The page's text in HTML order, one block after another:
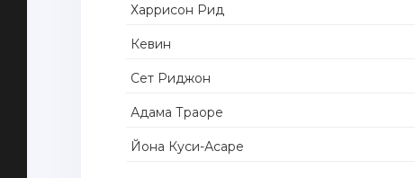
Харрисон Рид
Кевин
Сет Риджон
Адама Траоре
Йона Куси-Асаре